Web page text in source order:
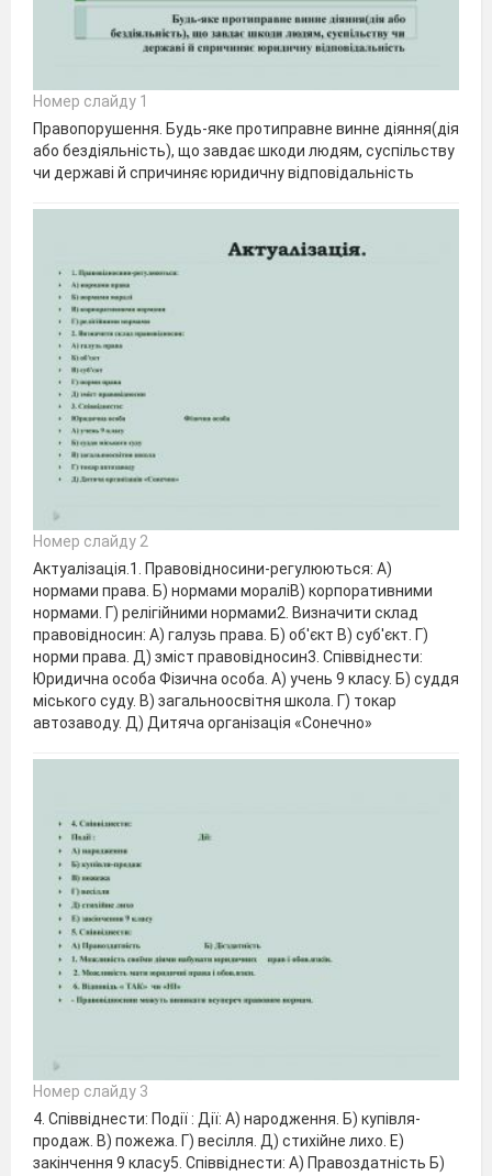
Номер слайду 1
Правопорушення. Будь-яке протиправне винне діяння(дія
або бездіяльність), що завдає шкоди людям, суспільству
чи державі й спричиняє юридичну відповідальність
Номер слайду 2
Актуалізація.1. Правовідносини-регулюються: А)
нормами права. Б) нормами мораліВ) корпоративними
нормами. Г) релігійними нормами2. Визначити склад
правовідносин: А) галузь права. Б) об′єкт В) суб′єкт. Г)
норми права. Д) зміст правовідносин3. Співвіднести:
Юридична особа Фізична особа. А) учень 9 класу. Б) суддя
міського суду. В) загальноосвітня школа. Г) токар
автозаводу. Д) Дитяча організація «Сонечно»
Номер слайду 3
4. Співвіднести: Події : Дії: А) народження. Б) купівля-
продаж. В) пожежа. Г) весілля. Д) стихійне лихо. Е)
закінчення 9 класу5. Співвіднести: А) Правоздатність Б)